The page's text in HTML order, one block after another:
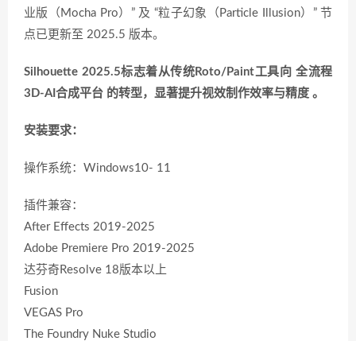
业版（Mocha Pro）” 及 “粒子幻象（Particle Illusion）” 节
点已更新至 2025.5 版本。
Silhouette 2025.5标志着从传统Roto/Paint工具向 ‌全流程
3D-AI合成平台‌ 的转型，显著提升视效制作效率与精度 。
安装要求：
操作系统：Windows10- 11
插件兼容：
After Effects 2019-2025
Adobe Premiere Pro 2019-2025
达芬奇Resolve 18版本以上
Fusion
VEGAS Pro
The Foundry Nuke Studio